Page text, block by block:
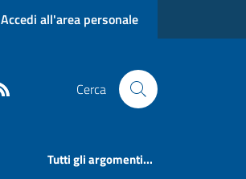
Accedi all'area personale
Cerca
Tutti gli argomenti...